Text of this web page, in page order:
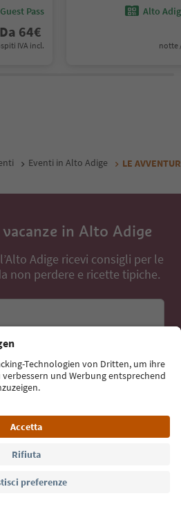
Pass
Da 64€
IVA incl.
Alto
notte
Eventi in Alto Adige LE
in Alto Adige
Adige ricevi consigli per le
non perdere e ricette tipiche.
alla newsletter